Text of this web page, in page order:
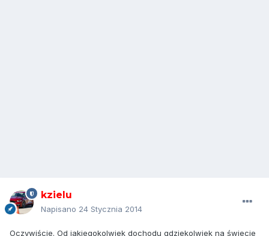
kzielu
Napisano 24 Stycznia 2014
Oczywiście. Od jakiegokolwiek dochodu gdziekolwiek na świecie